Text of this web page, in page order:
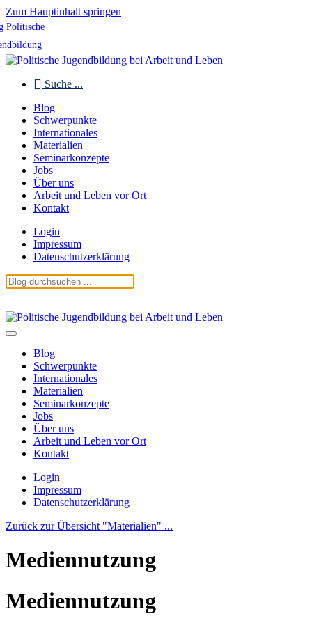
Zum Hauptinhalt springen
Politische
Suche ...
Blog
Schwerpunkte
Internationales
Materialien
Seminarkonzepte
Jobs
Über uns
Arbeit und Leben vor Ort
Kontakt
Login
Impressum
Datenschutzerklärung
Blog
Schwerpunkte
Internationales
Materialien
Seminarkonzepte
Jobs
Über uns
Arbeit und Leben vor Ort
Kontakt
Login
Impressum
Datenschutzerklärung
Zurück zur Übersicht "Materialien" ...
Mediennutzung
Mediennutzung